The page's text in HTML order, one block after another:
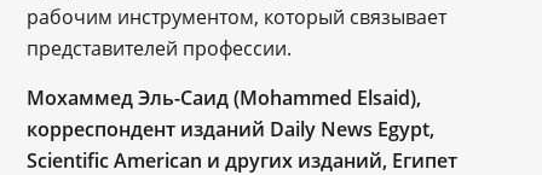
рабочим инструментом, который связывает
представителей профессии.
Мохаммед Эль-Саид (Mohammed Elsaid),
корреспондент изданий Daily News Egypt,
Scientific American и других изданий, Египет